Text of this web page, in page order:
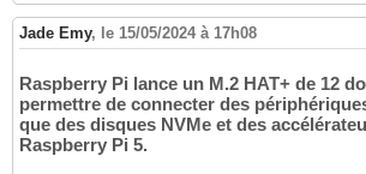
Jade Emy, le 15/05/2024 à 17h08
Raspberry Pi lance un M.2 HAT+ de 12
permettre de connecter des
que des disques NVMe et des
Raspberry Pi 5.